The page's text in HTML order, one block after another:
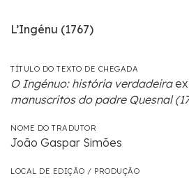
L’Ingénu (1767)
TÍTULO DO TEXTO DE CHEGADA
O Ingénuo: história verdadeira
manuscritos do padre Quesnal
NOME DO TRADUTOR
João Gaspar Simões
LOCAL DE EDIÇÃO / PRODUÇÃO